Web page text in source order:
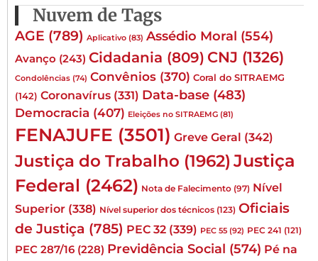
Nuvem de Tags
AGE (789) Aplicativo (83) Assédio Moral (554)
Avanço (243) Cidadania (809) CNJ (1326)
Condolências (74) Convênios (370) Coral do SITRAEMG
(142) Coronavírus (331) Data-base (483)
Democracia (407) Eleições no SITRAEMG (81)
FENAJUFE (3501) Greve Geral (342)
Justiça do Trabalho (1962) Justiça
Federal (2462) Nota de Falecimento (97) Nível
Superior (338) Nível superior dos técnicos (123) Oficiais
de Justiça (785) PEC 32 (339) PEC 55 (92) PEC 241 (121)
PEC 287/16 (228) Previdência Social (574) Pé na